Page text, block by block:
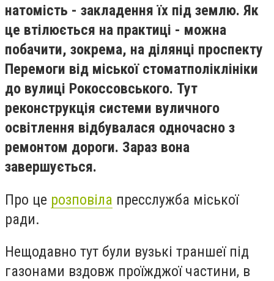
натомість - закладення їх під землю. Як
це втілюється на практиці - можна
побачити, зокрема, на ділянці проспекту
Перемоги від міської стоматполіклініки
до вулиці Рокоссовського. Тут
реконструкція системи вуличного
освітлення відбувалася одночасно з
ремонтом дороги. Зараз вона
завершується.
Про це розповіла пресслужба міської
ради.
Нещодавно тут були вузькі траншеї під
газонами вздовж проїжджої частини, в